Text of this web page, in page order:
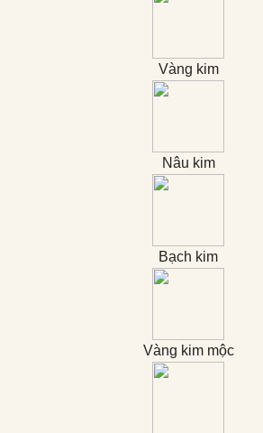
Vàng kim
Nâu kim
Bạch kim
Vàng kim mộc